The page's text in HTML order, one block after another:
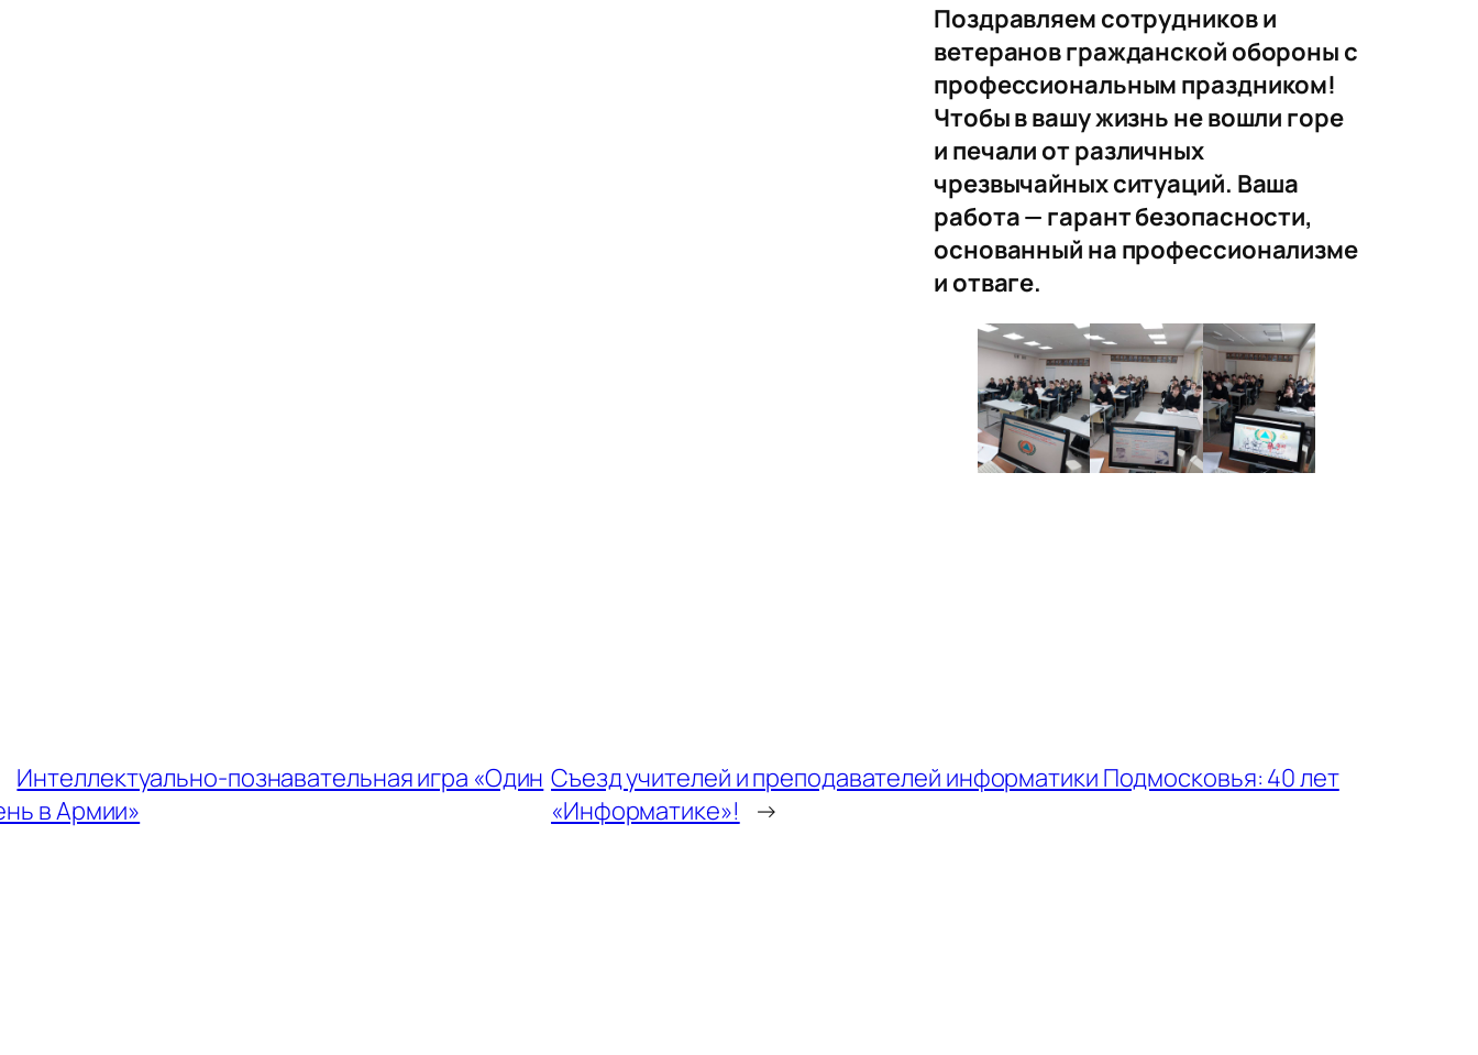
Поздравляем сотрудников и
ветеранов гражданской обороны с
профессиональным праздником!
Чтобы в вашу жизнь не вошли горе
и печали от различных
чрезвычайных ситуаций. Ваша
работа — гарант безопасности,
основанный на профессионализме
и отваге.
Интеллектуально-познавательная игра «Один
в Армии»
Съезд учителей и преподавателей информатики Подмосковья: 40 лет
«Информатике»!
→